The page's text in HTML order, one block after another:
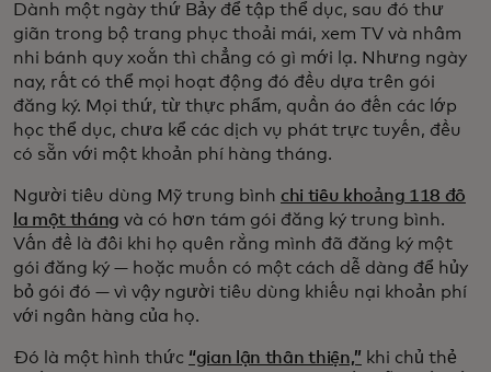
Dành một ngày thứ Bảy để tập thể dục, sau đó thư
giãn trong bộ trang phục thoải mái, xem TV và nhâm
nhi bánh quy xoắn thì chẳng có gì mới lạ. Nhưng ngày
nay, rất có thể mọi hoạt động đó đều dựa trên gói
đăng ký. Mọi thứ, từ thực phẩm, quần áo đến các lớp
học thể dục, chưa kể các dịch vụ phát trực tuyến, đều
có sẵn với một khoản phí hàng tháng.
Người tiêu dùng Mỹ trung bình chi tiêu khoảng 118 đô
la một tháng và có hơn tám gói đăng ký trung bình.
Vấn đề là đôi khi họ quên rằng mình đã đăng ký một
gói đăng ký — hoặc muốn có một cách dễ dàng để hủy
bỏ gói đó — vì vậy người tiêu dùng khiếu nại khoản phí
với ngân hàng của họ.
Đó là một hình thức “gian lận thân thiện,” khi chủ thẻ